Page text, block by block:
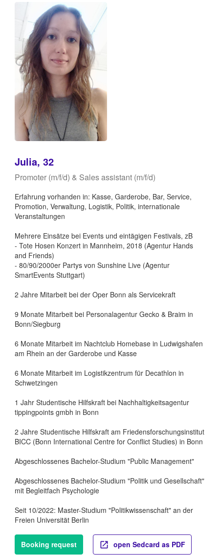
Julia, 32
Promoter (m/f/d) & Sales assistant (m/f/d)
Erfahrung vorhanden in: Kasse, Garderobe, Bar, Service,
Promotion, Verwaltung, Logistik, Politik, internationale
Veranstaltungen
Mehrere Einsätze bei Events und eintägigen Festivals, zB
- Tote Hosen Konzert in Mannheim, 2018 (Agentur Hands
and Friends)
- 80/90/2000er Partys von Sunshine Live (Agentur
SmartEvents Stuttgart)
2 Jahre Mitarbeit bei der Oper Bonn als Servicekraft
9 Monate Mitarbeit bei Personalagentur Gecko & Braim in
Bonn/Siegburg
6 Monate Mitarbeit im Nachtclub Homebase in Ludwigshafen
am Rhein an der Garderobe und Kasse
6 Monate Mitarbeit im Logistikzentrum für Decathlon in
Schwetzingen
1 Jahr Studentische Hilfskraft bei Nachhaltigkeitsagentur
tippingpoints gmbh in Bonn
2 Jahre Studentische Hilfskraft am Friedensforschungsinstitut
BICC (Bonn International Centre for Conflict Studies) in Bonn
Abgeschlossenes Bachelor-Studium "Public Management"
Abgeschlossenes Bachelor-Studium "Politik und Gesellschaft"
mit Begleitfach Psychologie
Seit 10/2022: Master-Studium "Politikwissenschaft" an der
Freien Universität Berlin
Booking request open Sedcard as PDF